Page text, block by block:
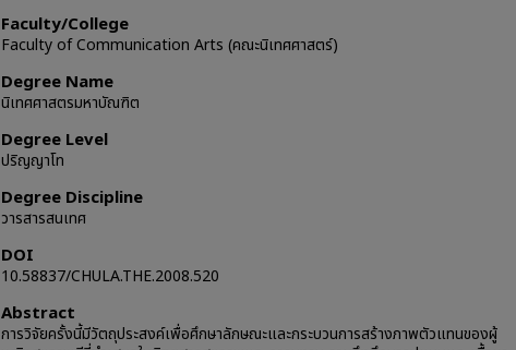
Faculty/College
Faculty of Communication Arts (คณะนิเทศศาสตร์)
Degree Name
นิเทศศาสตรมหาบัณฑิต
Degree Level
ปริญญาโท
Degree Discipline
วารสารสนเทศ
DOI
10.58837/CHULA.THE.2008.520
Abstract
การวิจัยครั้งนี้มีวัตถุประสงค์เพื่อศึกษาลักษณะและกระบวนการสร้างภาพตัวแทนของผู้